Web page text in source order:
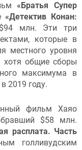
«Братья Супер
«Детектив Конан:
млн. Эти три
которые в
местного уровня
общие сборы
максимума в
2019 году.
фильм Хаяо
$58 млн.
расплата. Часть
голливудским